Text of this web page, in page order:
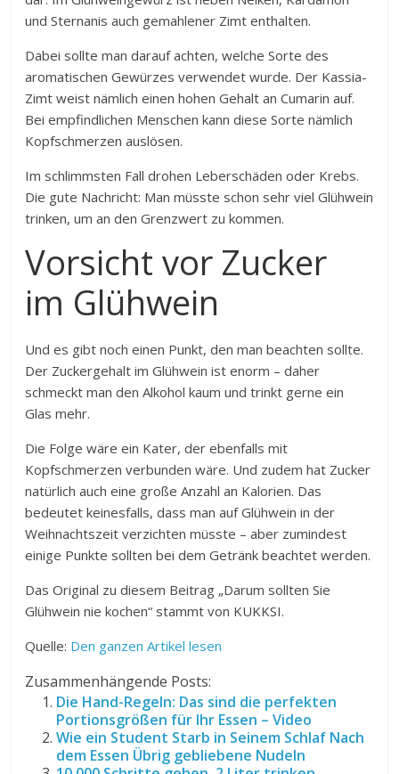
und Sternanis auch gemahlener Zimt enthalten.
Dabei sollte man darauf achten, welche Sorte des
aromatischen Gewürzes verwendet wurde. Der Kassia-
Zimt weist nämlich einen hohen Gehalt an Cumarin auf.
Bei empfindlichen Menschen kann diese Sorte nämlich
Kopfschmerzen auslösen.
Im schlimmsten Fall drohen Leberschäden oder Krebs.
Die gute Nachricht: Man müsste schon sehr viel Glühwein
trinken, um an den Grenzwert zu kommen.
Vorsicht vor Zucker
im Glühwein
Und es gibt noch einen Punkt, den man beachten sollte.
Der Zuckergehalt im Glühwein ist enorm – daher
schmeckt man den Alkohol kaum und trinkt gerne ein
Glas mehr.
Die Folge wäre ein Kater, der ebenfalls mit
Kopfschmerzen verbunden wäre. Und zudem hat Zucker
natürlich auch eine große Anzahl an Kalorien. Das
bedeutet keinesfalls, dass man auf Glühwein in der
Weihnachtszeit verzichten müsste – aber zumindest
einige Punkte sollten bei dem Getränk beachtet werden.
Das Original zu diesem Beitrag „Darum sollten Sie
Glühwein nie kochen“ stammt von KUKKSI.
Quelle: Den ganzen Artikel lesen
Zusammenhängende Posts:
Die Hand-Regeln: Das sind die perfekten
Portionsgrößen für Ihr Essen – Video
Wie ein Student Starb in Seinem Schlaf Nach
dem Essen Übrig gebliebene Nudeln